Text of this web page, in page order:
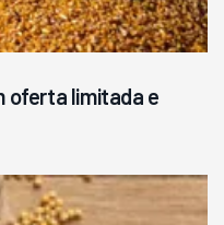
oferta limitada e